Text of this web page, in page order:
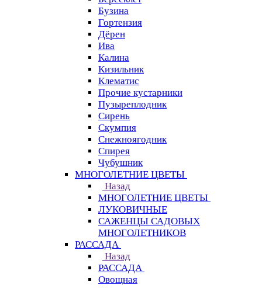
Бузина
Гортензия
Дёрен
Ива
Калина
Кизильник
Клематис
Прочие кустарники
Пузыреплодник
Сирень
Скумпия
Снежноягодник
Спирея
Чубушник
МНОГОЛЕТНИЕ ЦВЕТЫ
Назад
МНОГОЛЕТНИЕ ЦВЕТЫ
ЛУКОВИЧНЫЕ
САЖЕНЦЫ САДОВЫХ
МНОГОЛЕТНИКОВ
РАССАДА
Назад
РАССАДА
Овощная